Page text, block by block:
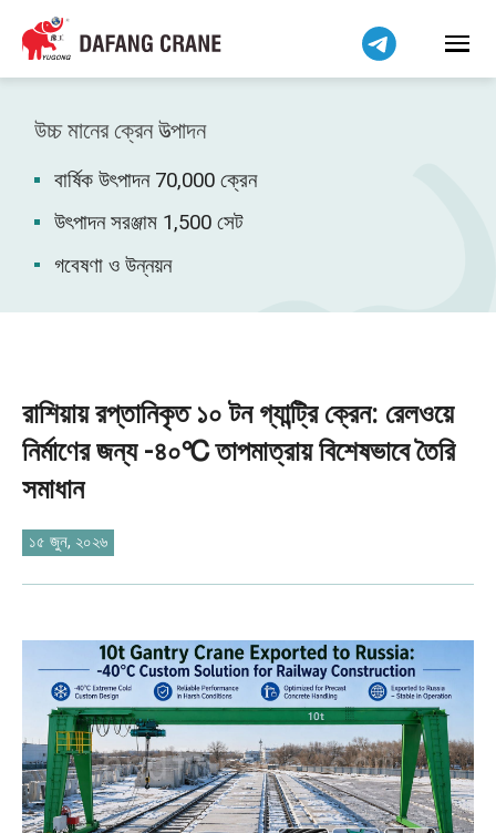
উচ্চ মানের ক্রেন উত্পাদন
বার্ষিক উৎপাদন 70,000 ক্রেন
উৎপাদন সরঞ্জাম 1,500 সেট
গবেষণা ও উন্নয়ন
রাশিয়ায় রপ্তানিকৃত ১০ টন গ্যান্ট্রি ক্রেন: রেলওয়ে
নির্মাণের জন্য -৪০℃ তাপমাত্রায় বিশেষভাবে তৈরি
সমাধান
১৫ জুন, ২০২৬
हिन्दी
Bahasa Indonesia
Bahasa Melayu
Tiếng Việt
فارسی
Pilipino
اردو
Kiswahili
Dansk
Norsk
O‘zbekcha